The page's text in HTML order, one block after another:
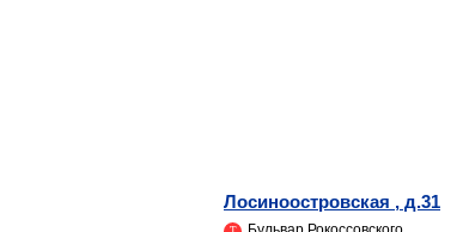
Лосиноостровская , д.31